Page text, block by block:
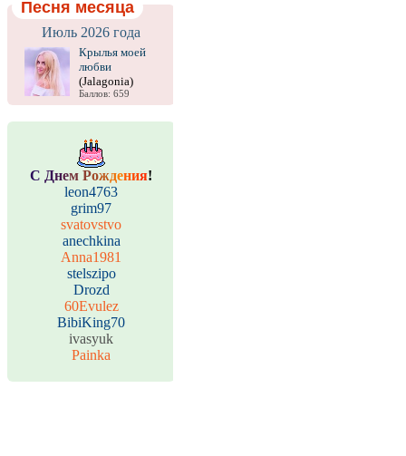
Песня месяца
Июль 2026 года
Крылья моей
любви
(Jalagonia)
Баллов: 659
С Днем Рождения!
leon4763
grim97
svatovstvo
anechkina
Anna1981
stelszipo
Drozd
60Evulez
BibiKing70
ivasyuk
Painka